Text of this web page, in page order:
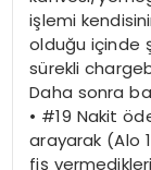
işlemi
olduğu içinde
sürekli
Daha sonra
• #19 Nakit
arayarak (Alo
fiş